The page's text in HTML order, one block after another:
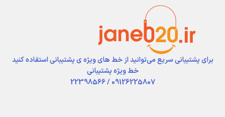
برای پشتیبانی سریع می‌توانید از خط های ویژه ی پشتیبانی استفاده کنید
خط ویژه پشتیبانی
09126225807 / 22398566